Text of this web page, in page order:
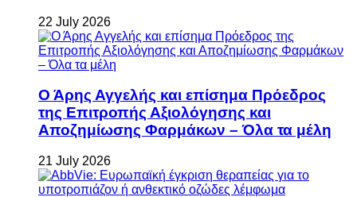
22 July 2026
Ο Άρης Αγγελής και επίσημα Πρόεδρος
της Επιτροπής Αξιολόγησης και
Αποζημίωσης Φαρμάκων – Όλα τα μέλη
21 July 2026